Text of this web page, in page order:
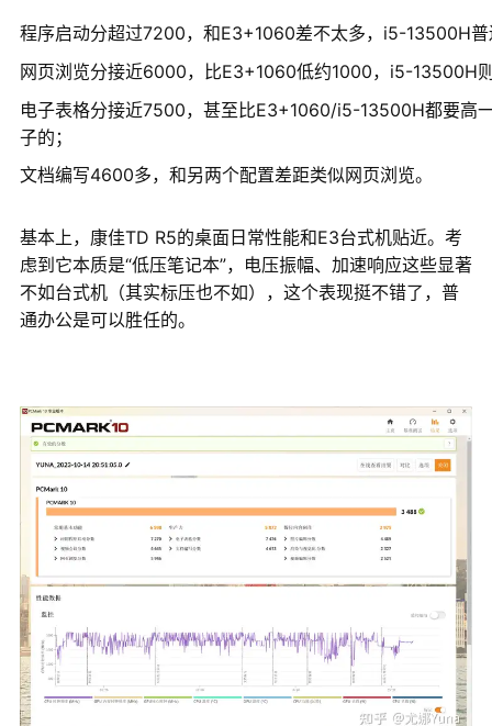
程序启动分超过7200，和E3+1060差不太多，i5-13500H
网页浏览分接近6000，比E3+1060低约1000，i5-13500H
电子表格分接近7500，甚至比E3+1060/i5-13500H都要高
子的；
文档编写4600多，和另两个配置差距类似网页浏览。
基本上，康佳TD R5的桌面日常性能和E3台式机贴近。考
虑到它本质是“低压笔记本”，电压振幅、加速响应这些显著
不如台式机（其实标压也不如），这个表现挺不错了，普
通办公是可以胜任的。